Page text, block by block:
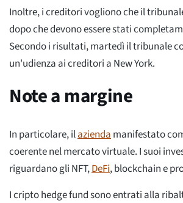
Inoltre, i creditori vogliono che il
dopo che devono essere stati
Secondo i risultati, martedì il tribunale
un'udienza ai creditori a New York.
Note a margine
In particolare, ilazienda manifestato
coerente nel mercato virtuale. I suoi
riguardano gli NFT,DeFi, blockchain e
I cripto hedge fund sono entrati alla